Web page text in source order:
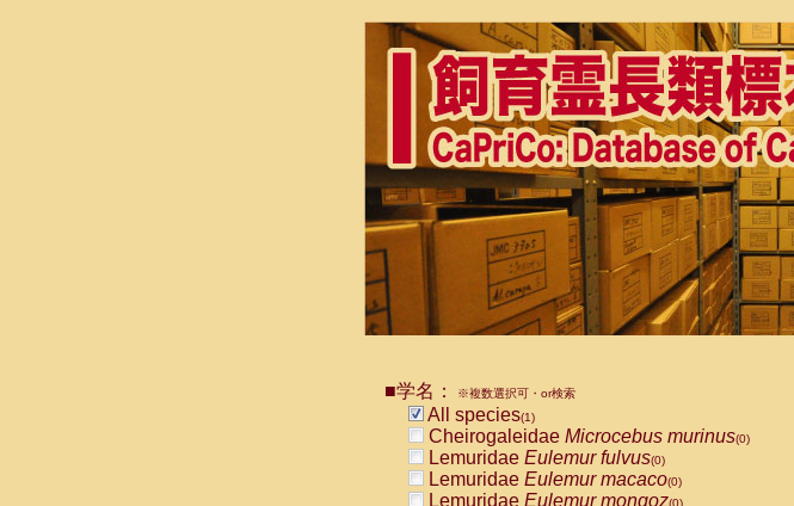
■学名： ※複数選択可・or検索
All species(1)
Cheirogaleidae Microcebus murinus(0)
Lemuridae Eulemur fulvus(0)
Lemuridae Eulemur macaco(0)
Lemuridae Eulemur mongoz(0)